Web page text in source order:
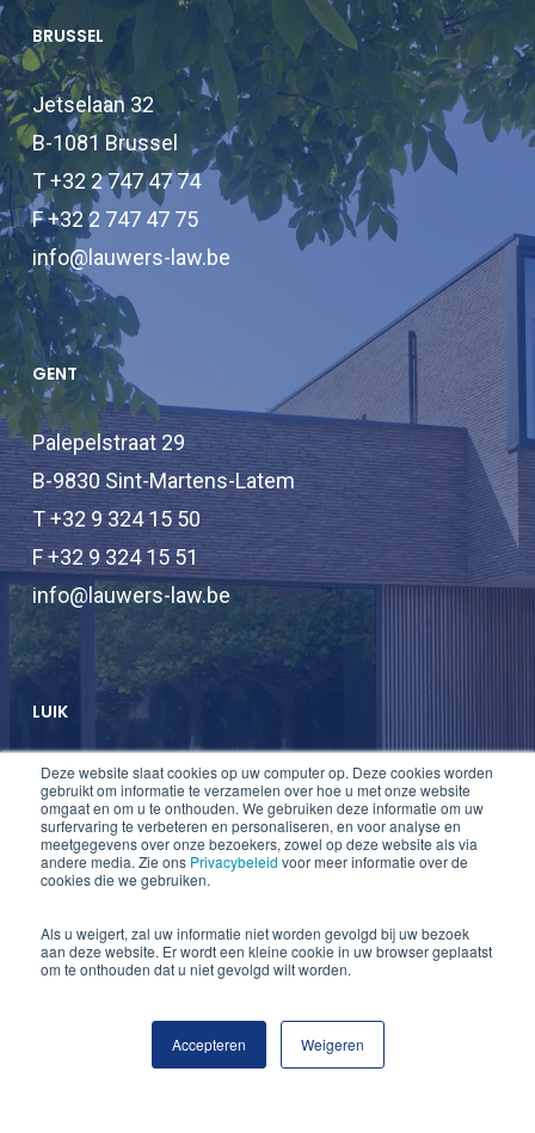
Deze website slaat cookies op uw computer op. Deze cookies worden
gebruikt om informatie te verzamelen over hoe u met onze website
omgaat en om u te onthouden. We gebruiken deze informatie om uw
surfervaring te verbeteren en personaliseren, en voor analyse en
meetgegevens over onze bezoekers, zowel op deze website als via
andere media. Zie ons Privacybeleid voor meer informatie over de
cookies die we gebruiken.
Als u weigert, zal uw informatie niet worden gevolgd bij uw bezoek
aan deze website. Er wordt een kleine cookie in uw browser geplaatst
om te onthouden dat u niet gevolgd wilt worden.
Accepteren Weigeren
BRUSSEL
Jetselaan 32
B-1081 Brussel
T +32 2 747 47 74
F +32 2 747 47 75
info@lauwers-law.be
GENT
Palepelstraat 29
B-9830 Sint-Martens-Latem
T +32 9 324 15 50
F +32 9 324 15 51
info@lauwers-law.be
LUIK
T +32 2 747 47 74
F +32 2 747 47 75
info@lauwers-law.be
© 2026 Lauwers Law.